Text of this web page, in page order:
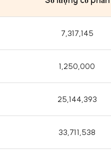
7,317,145
1,250,000
25,144,393
33,711,538